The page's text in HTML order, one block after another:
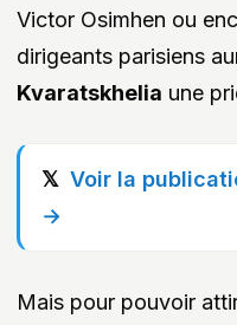
Victor Osimhen ou
dirigeants parisiens
Kvaratskhelia une
Voir la
→
Mais pour pouvoir